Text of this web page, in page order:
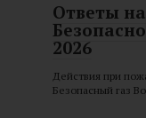
Ответы
2026
Действия при
Безопасный газ